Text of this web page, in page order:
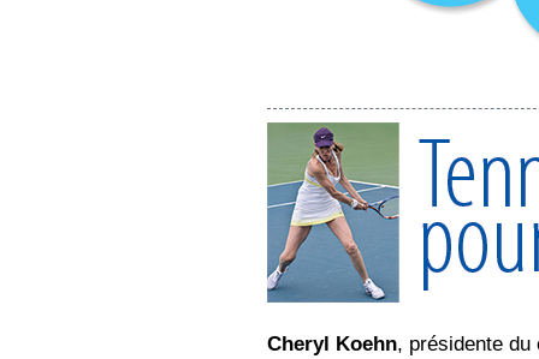
Cheryl Koehn, présidente